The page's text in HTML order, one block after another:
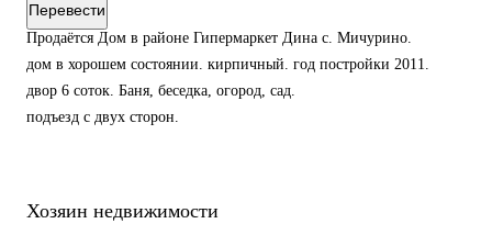
Перевести
Продаётся Дом в районе Гипермаркет Дина с. Мичурино.
дом в хорошем состоянии. кирпичный. год постройки 2011.
двор 6 соток. Баня, беседка, огород, сад.
подъезд с двух сторон.
Хозяин недвижимости